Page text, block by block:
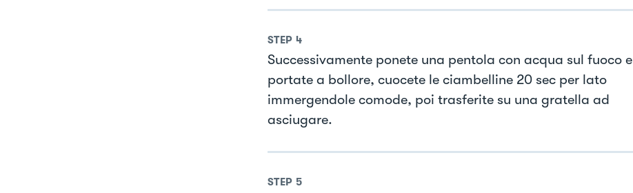
STEP 4
Successivamente ponete una pentola con acqua sul fuoco e
portate a bollore, cuocete le ciambelline 20 sec per lato
immergendole comode, poi trasferite su una gratella ad
asciugare.
STEP 5